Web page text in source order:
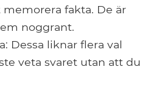
fakta. De är
noggrant.
Dessa liknar flera val
veta svaret utan att du